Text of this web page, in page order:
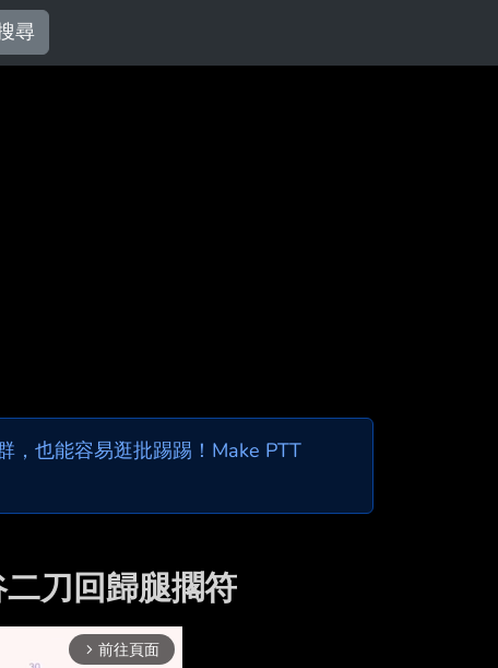
尋
，也能容易逛批踢踢！Make PTT
刀回歸腿擱符
arrow_forward_ios 前往頁面